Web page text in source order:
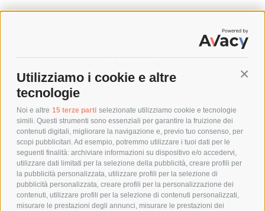
Utilizziamo i cookie e altre
tecnologie
Noi e altre 15 terze parti selezionate utilizziamo cookie e tecnologie
simili. Questi strumenti sono essenziali per garantire la fruizione dei
contenuti digitali, migliorare la navigazione e, previo tuo consenso, per
scopi pubblicitari. Ad esempio, potremmo utilizzare i tuoi dati per le
seguenti finalità: archiviare informazioni su dispositivo e/o accedervi,
utilizzare dati limitati per la selezione della pubblicità, creare profili per
la pubblicità personalizzata, utilizzare profili per la selezione di
pubblicità personalizzata, creare profili per la personalizzazione dei
contenuti, utilizzare profili per la selezione di contenuti personalizzati,
misurare le prestazioni degli annunci, misurare le prestazioni dei
SPEDIZIONI
COSTI DI SPEDIZIONE
POLITICA DI RESO
POLICY
PRIVACY POLICY
COOKIE POLICY
PAGAMENTI SICURI